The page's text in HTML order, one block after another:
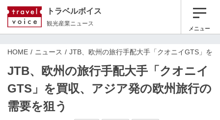
トラベルボイス
観光産業ニュース
メニュー
HOME ニュース JTB、欧州の旅行手配大手「クオニイGTS」を
JTB、欧州の旅行手配大手「クオニイ
GTS」を買収、アジア発の欧州旅行の
需要を狙う